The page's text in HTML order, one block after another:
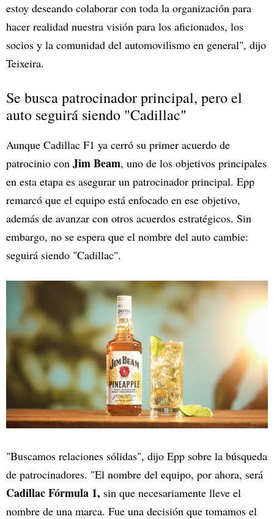
estoy deseando colaborar con toda la organización para
hacer realidad nuestra visión para los aficionados, los
socios y la comunidad del automovilismo en general", dijo
Teixeira.
Se busca patrocinador principal, pero el
auto seguirá siendo "Cadillac"
Aunque Cadillac F1 ya cerró su primer acuerdo de
patrocinio con Jim Beam, uno de los objetivos principales
en esta etapa es asegurar un patrocinador principal. Epp
remarcó que el equipo está enfocado en ese objetivo,
además de avanzar con otros acuerdos estratégicos. Sin
embargo, no se espera que el nombre del auto cambie:
seguirá siendo "Cadillac".
"Buscamos relaciones sólidas", dijo Epp sobre la búsqueda
de patrocinadores. "El nombre del equipo, por ahora, será
Cadillac Fórmula 1, sin que necesariamente lleve el
nombre de una marca. Fue una decisión que tomamos el